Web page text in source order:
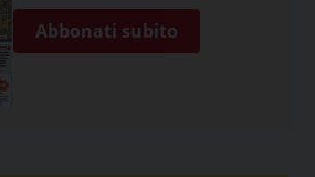
Abbonati subito